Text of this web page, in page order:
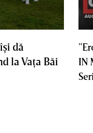
dă
la Vaţa Băi
IN